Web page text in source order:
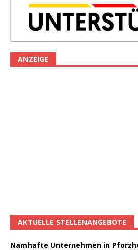
ANZEIGE
AKTUELLE STELLENANGEBOTE
Namhafte Unternehmen in